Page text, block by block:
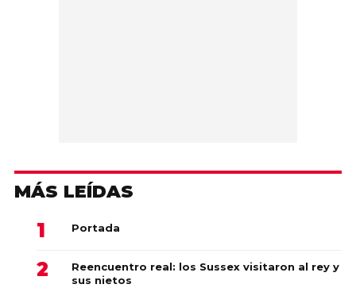
MÁS LEÍDAS
Portada
Reencuentro real: los Sussex visitaron al rey y
sus nietos